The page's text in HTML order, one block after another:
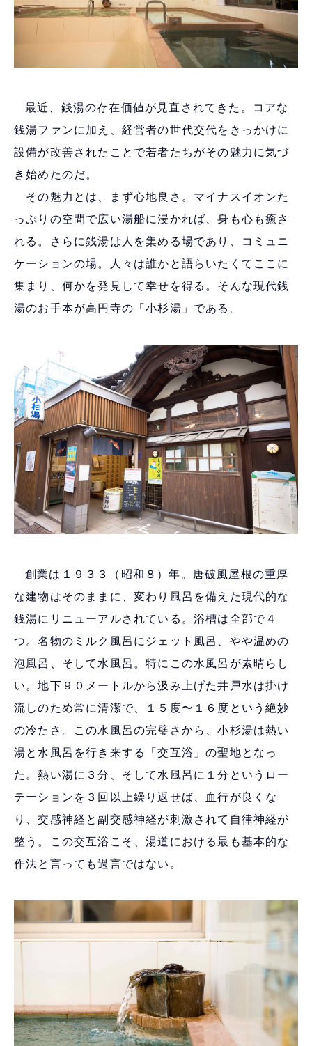
最近、銭湯の存在価値が見直されてきた。コアな
銭湯ファンに加え、経営者の世代交代をきっかけに
設備が改善されたことで若者たちがその魅力に気づ
き始めたのだ。
その魅力とは、まず心地良さ。マイナスイオンた
っぷりの空間で広い湯船に浸かれば、身も心も癒さ
れる。さらに銭湯は人を集める場であり、コミュニ
ケーションの場。人々は誰かと語らいたくてここに
集まり、何かを発見して幸せを得る。そんな現代銭
湯のお手本が高円寺の「小杉湯」である。
創業は１９３３（昭和８）年。唐破風屋根の重厚
な建物はそのままに、変わり風呂を備えた現代的な
銭湯にリニューアルされている。浴槽は全部で４
つ。名物のミルク風呂にジェット風呂、やや温めの
泡風呂、そして水風呂。特にこの水風呂が素晴らし
い。地下９０メートルから汲み上げた井戸水は掛け
流しのため常に清潔で、１５度〜１６度という絶妙
の冷たさ。この水風呂の完璧さから、小杉湯は熱い
湯と水風呂を行き来する「交互浴」の聖地となっ
た。熱い湯に３分、そして水風呂に１分というロー
テーションを３回以上繰り返せば、血行が良くな
り、交感神経と副交感神経が刺激されて自律神経が
整う。この交互浴こそ、湯道における最も基本的な
作法と言っても過言ではない。